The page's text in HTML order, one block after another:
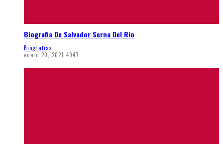
Biografia De Salvador Serna Del Rio
Biografias
enero 20, 2021 4947